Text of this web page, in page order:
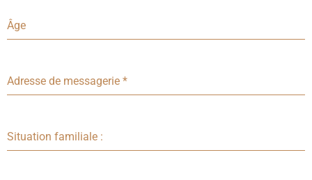
Âge
Adresse de messagerie *
Situation familiale :